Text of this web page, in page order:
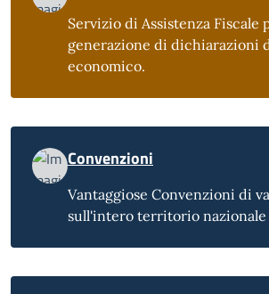
Servizio di Assistenza Fiscale
generazione di dichiarazioni
economico.
Convenzioni
Vantaggiose Convenzioni di
sull'intero territorio nazionale